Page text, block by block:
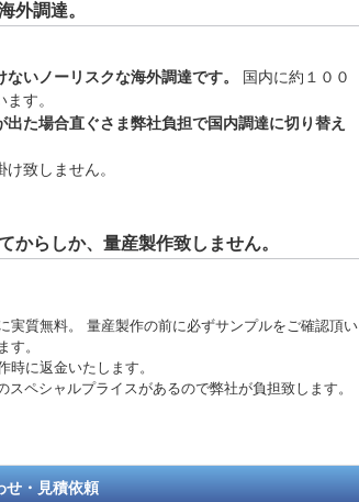
外調達。
いノーリスクな海外調達です。
国内に約１００
す。
出た場合直ぐさま弊社負担で国内調達に切り替え
致しません。
からしか、量産製作致しません。
実質無料。 量産製作の前に必ずサンプルをご確認頂い
す。
時に返金いたします。
スペシャルプライスがあるので弊社が負担致します。
せ・見積依頼